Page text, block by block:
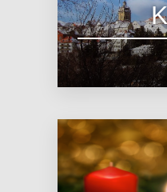
zum